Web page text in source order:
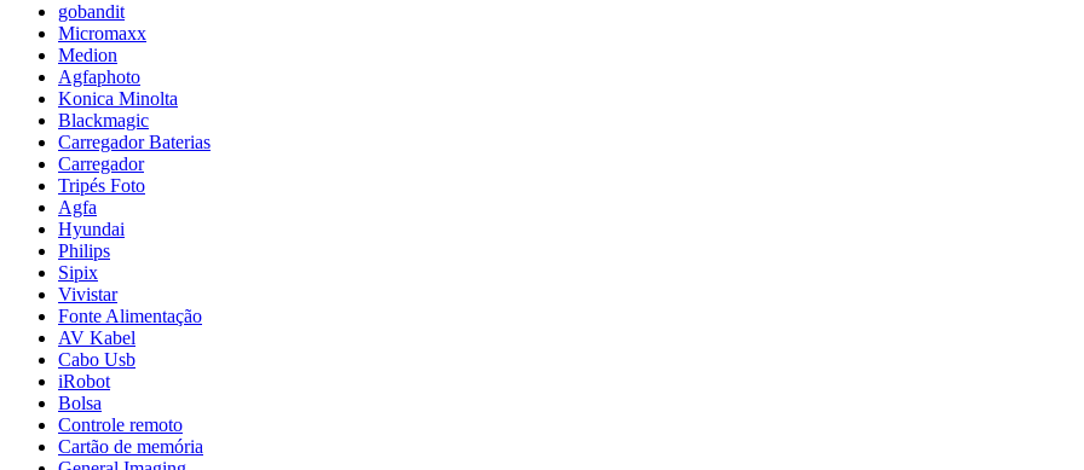
gobandit
Micromaxx
Medion
Agfaphoto
Konica Minolta
Blackmagic
Carregador Baterias
Carregador
Tripés Foto
Agfa
Hyundai
Philips
Sipix
Vivistar
Fonte Alimentação
AV Kabel
Cabo Usb
iRobot
Bolsa
Controle remoto
Cartão de memória